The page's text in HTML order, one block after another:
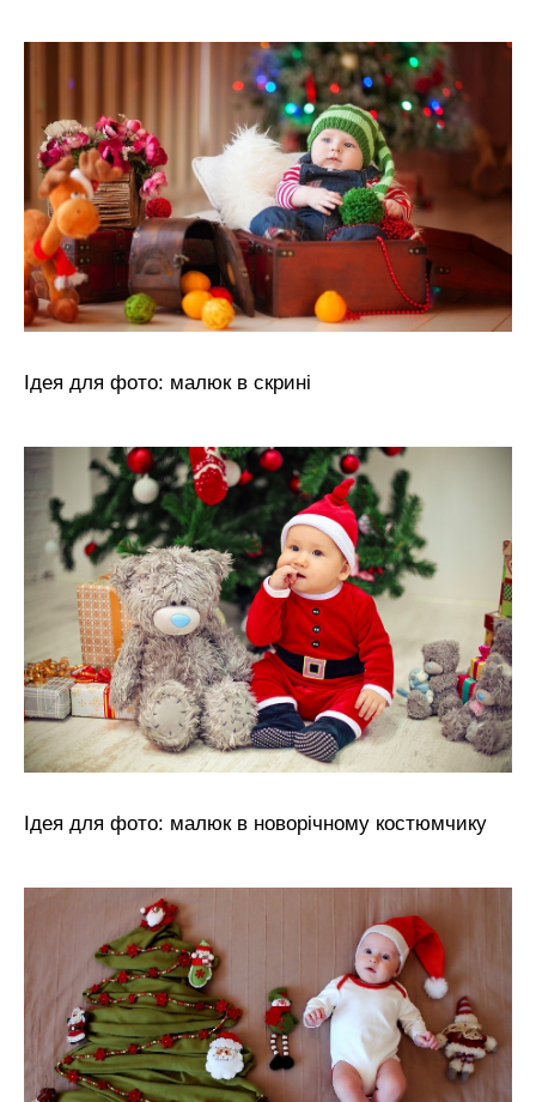
Ідея для фото: малюк в скрині
Ідея для фото: малюк в новорічному костюмчику